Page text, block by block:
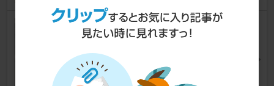
Dr.DEO アゲイン
15